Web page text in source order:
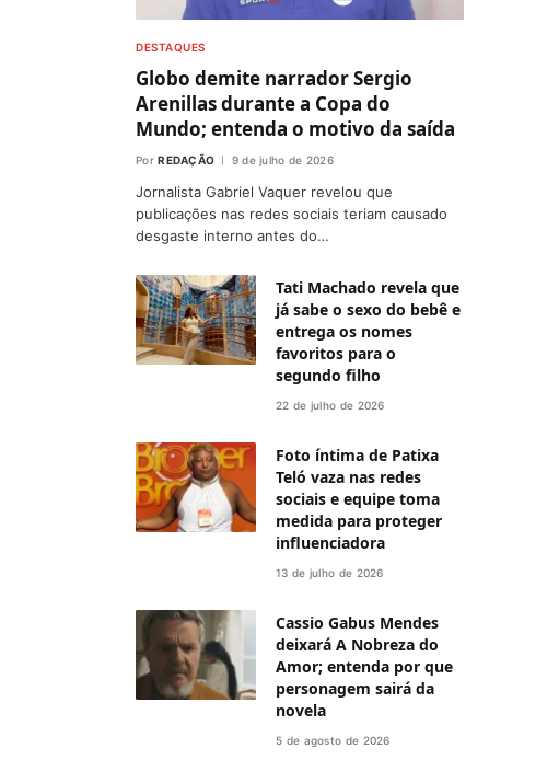
DESTAQUES
Globo demite narrador Sergio
Arenillas durante a Copa do
Mundo; entenda o motivo da saída
Por REDAÇÃO 9 de julho de 2026
Jornalista Gabriel Vaquer revelou que
publicações nas redes sociais teriam causado
desgaste interno antes do…
Tati Machado revela que
já sabe o sexo do bebê e
entrega os nomes
favoritos para o
segundo filho
22 de julho de 2026
Foto íntima de Patixa
Teló vaza nas redes
sociais e equipe toma
medida para proteger
influenciadora
13 de julho de 2026
Cassio Gabus Mendes
deixará A Nobreza do
Amor; entenda por que
personagem sairá da
novela
5 de agosto de 2026